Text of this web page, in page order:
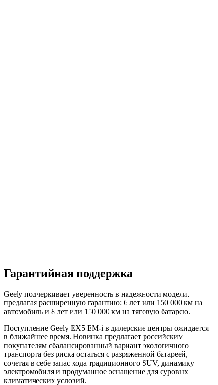
Гарантийная поддержка
Geely подчеркивает уверенность в надежности модели,
предлагая расширенную гарантию: 6 лет или 150 000 км на
автомобиль и 8 лет или 150 000 км на тяговую батарею.
Поступление Geely EX5 EM-i в дилерские центры ожидается
в ближайшее время. Новинка предлагает российским
покупателям сбалансированный вариант экологичного
транспорта без риска остаться с разряженной батареей,
сочетая в себе запас хода традиционного SUV, динамику
электромобиля и продуманное оснащение для суровых
климатических условий.